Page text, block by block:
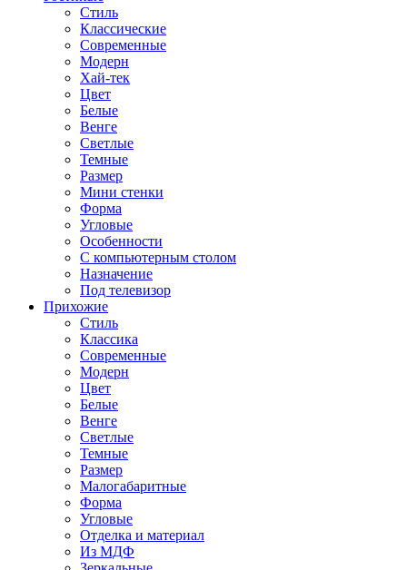
Стиль
Классические
Современные
Модерн
Хай-тек
Цвет
Белые
Венге
Светлые
Темные
Размер
Мини стенки
Форма
Угловые
Особенности
С компьютерным столом
Назначение
Под телевизор
Прихожие
Стиль
Классика
Современные
Модерн
Цвет
Белые
Венге
Светлые
Темные
Размер
Малогабаритные
Форма
Угловые
Отделка и материал
Из МДФ